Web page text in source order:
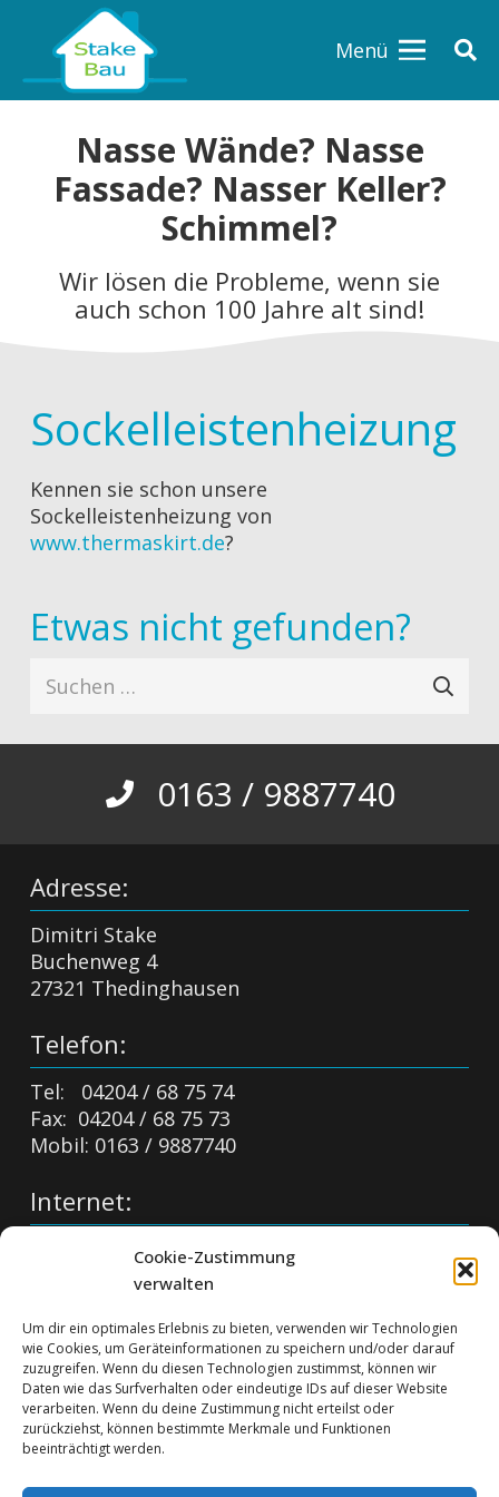
Cookie-Zustimmung
verwalten
Um dir ein optimales Erlebnis zu bieten, verwenden wir Technologien
wie Cookies, um Geräteinformationen zu speichern und/oder darauf
zuzugreifen. Wenn du diesen Technologien zustimmst, können wir
Daten wie das Surfverhalten oder eindeutige IDs auf dieser Website
verarbeiten. Wenn du deine Zustimmung nicht erteilst oder
zurückziehst, können bestimmte Merkmale und Funktionen
beeinträchtigt werden.
Menü
Nasse Wände? Nasse
Fassade? Nasser Keller?
Schimmel?
Wir lösen die Probleme, wenn sie
auch schon 100 Jahre alt sind!
Sockelleistenheizung
Kennen sie schon unsere
Sockelleistenheizung von
www.thermaskirt.de?
Etwas nicht gefunden?
nach:
0163 / 9887740
Adresse:
Dimitri Stake
Buchenweg 4
27321 Thedinghausen
Telefon:
Tel: 04204 / 68 75 74
Fax: 04204 / 68 75 73
Mobil: 0163 / 9887740
Internet:
info@stake-bau.de
https://stake-bau.de
Impressum:
Impressum
Datenschutzerklärung
Cookie-Richtlinie (EU)